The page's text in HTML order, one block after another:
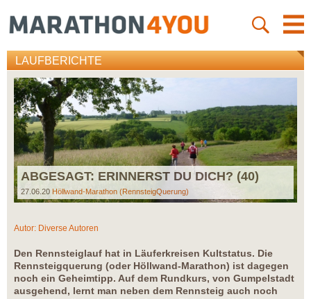
LAUFBERICHTE
ABGESAGT: ERINNERST DU DICH? (40)
27.06.20 Höllwand-Marathon (RennsteigQuerung)
Autor: Diverse Autoren
Den Rennsteiglauf hat in Läuferkreisen Kultstatus. Die
Rennsteigquerung (oder Höllwand-Marathon) ist dagegen
noch ein Geheimtipp. Auf dem Rundkurs, von Gumpelstadt
ausgehend, lernt man neben dem Rennsteig auch noch